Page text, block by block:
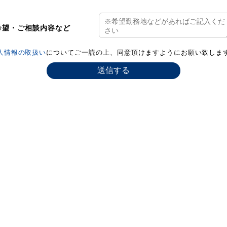
望・ご相談内容など
情報の取扱いについてご一読の上、同意頂けますようにお願い致しま